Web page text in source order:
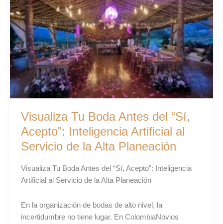
Visualiza Tu Boda Antes del “Sí,
Acepto”: Inteligencia Artificial al
Servicio de la Alta Planeación
Visualiza Tu Boda Antes del “Sí, Acepto”: Inteligencia
Artificial al Servicio de la Alta Planeación
En la organización de bodas de alto nivel, la
incertidumbre no tiene lugar. En ColombiaNovios
Tu
Boda
Antes
del
“Sí,
Acepto”:
Inteligencia
Artificial
Servicio
de
la
Alta